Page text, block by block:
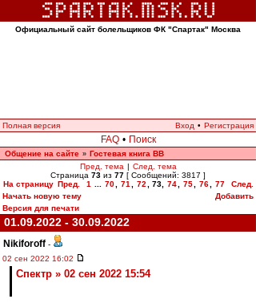
Официальный сайт болельщиков ФК "Спартак" Москва
Полная версия Вход • Регистрация
FAQ • Поиск
Общение на сайте » Гостевая книга ВВ
Пред. тема | След. тема
Страница 73 из 77 [ Сообщений: 3817 ]
На страницу Пред. 1 70 71 72 73, 74 75 76 77
След.
Начать новую тему
Добавить
Версия для печати
01.09.2022 - 30.09.2022
Nikiforoff -
02 сен 2022 16:02
Спектр » 02 сен 2022 15:54